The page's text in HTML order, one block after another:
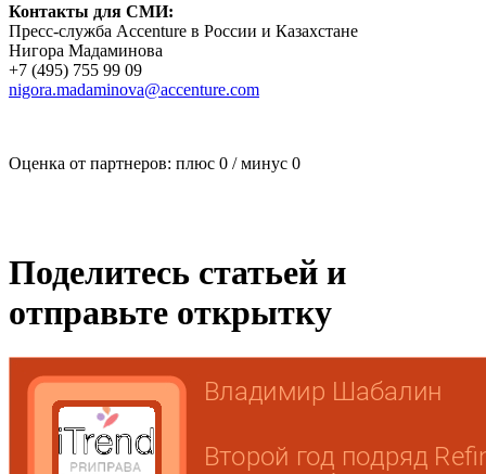
Контакты для СМИ:
Пресс-служба Accenture в России и Казахстане
Нигора Мадаминова
+7 (495) 755 99 09
nigora.madaminova@accenture.com
Оценка от партнеров: плюс 0 / минус 0
Поделитесь статьей и
отправьте открытку